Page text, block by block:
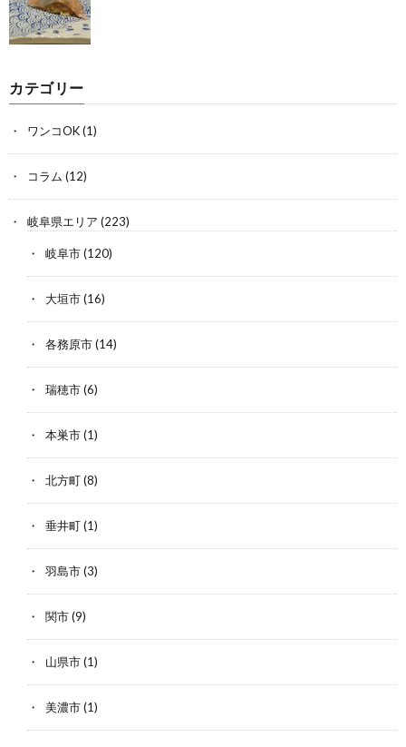
カテゴリー
ワンコOK(1)
コラム (12)
岐阜県エリア (223)
岐阜市(120)
大垣市(16)
各務原市(14)
瑞穂市(6)
本巣市(1)
北方町(8)
垂井町(1)
羽島市(3)
関市(9)
山県市(1)
美濃市(1)